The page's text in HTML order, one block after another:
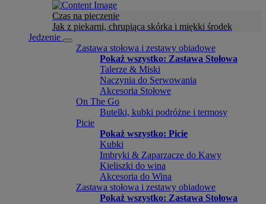
Czas na pieczenie
Jak z piekarni, chrupiąca skórka i miękki środek
Jedzenie
Zastawa stołowa i zestawy obiadowe
Pokaż wszystko: Zastawa Stołowa
Talerze & Miski
Naczynia do Serwowania
Akcesoria Stołowe
On The Go
Butelki, kubki podróżne i termosy
Picie
Pokaż wszystko: Picie
Kubki
Imbryki & Zaparzacze do Kawy
Kieliszki do wina
Akcesoria do Wina
Zastawa stołowa i zestawy obiadowe
Pokaż wszystko: Zastawa Stołowa